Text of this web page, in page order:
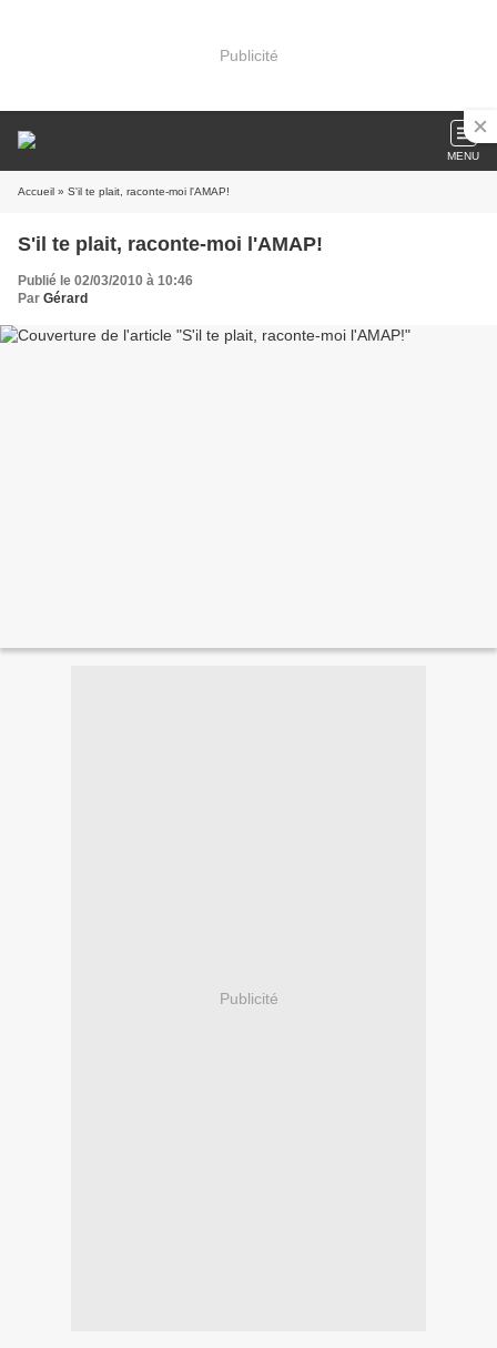
Publicité
MENU
Accueil » S'il te plait, raconte-moi l'AMAP!
S'il te plait, raconte-moi l'AMAP!
Publié le 02/03/2010 à 10:46
Par Gérard
Publicité